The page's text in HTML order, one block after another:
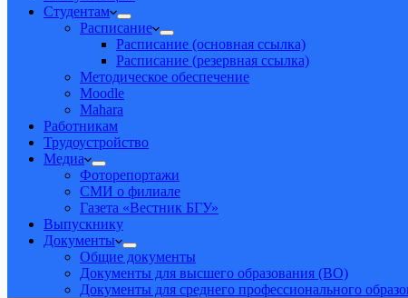
Студентам
Расписание
Расписание (основная ссылка)
Расписание (резервная ссылка)
Методическое обеспечение
Moodle
Mahara
Работникам
Трудоустройство
Медиа
Фоторепортажи
СМИ о филиале
Газета «Вестник БГУ»
Выпускнику
Документы
Общие документы
Документы для высшего образования (ВО)
Документы для среднего профессионального